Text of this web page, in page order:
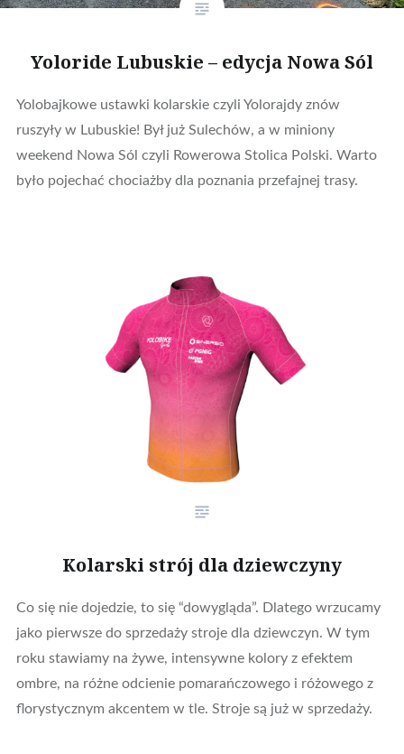
Yoloride Lubuskie – edycja Nowa Sól
Yolobajkowe ustawki kolarskie czyli Yolorajdy znów
ruszyły w Lubuskie! Był już Sulechów, a w miniony
weekend Nowa Sól czyli Rowerowa Stolica Polski. Warto
było pojechać chociażby dla poznania przefajnej trasy.
Kolarski strój dla dziewczyny
Co się nie dojedzie, to się “dowygląda”. Dlatego wrzucamy
jako pierwsze do sprzedaży stroje dla dziewczyn. W tym
roku stawiamy na żywe, intensywne kolory z efektem
ombre, na różne odcienie pomarańczowego i różowego z
florystycznym akcentem w tle. Stroje są już w sprzedaży.